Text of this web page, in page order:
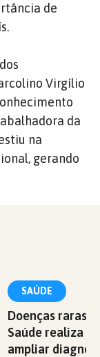
de
Virgílio
da
na
gerando
SAÚDE
Doenças raras:
Saúde realiza
ampliar